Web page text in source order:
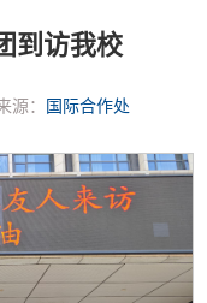
到访我校
源： 国际合作处